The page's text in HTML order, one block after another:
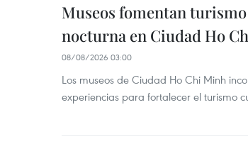
Museos fomentan
nocturna en Ciudad Ho
08/08/2026 03:00
Los museos de Ciudad Ho Chi Minh
experiencias para fortalecer el turismo